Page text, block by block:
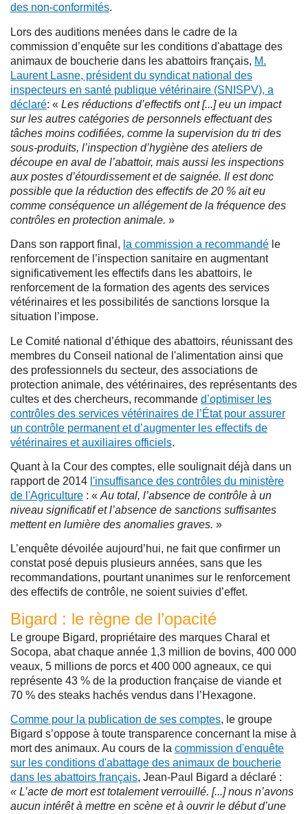
des non-conformités.
Lors des auditions menées dans le cadre de la
commission d’enquête sur les conditions d'abattage des
animaux de boucherie dans les abattoirs français, M.
Laurent Lasne, président du syndicat national des
inspecteurs en santé publique vétérinaire (SNISPV), a
déclaré: « Les réductions d’effectifs ont [...] eu un impact
sur les autres catégories de personnels effectuant des
tâches moins codifiées, comme la supervision du tri des
sous-produits, l’inspection d’hygiène des ateliers de
découpe en aval de l’abattoir, mais aussi les inspections
aux postes d’étourdissement et de saignée. Il est donc
possible que la réduction des effectifs de 20 % ait eu
comme conséquence un allégement de la fréquence des
contrôles en protection animale. »
Dans son rapport final, la commission a recommandé le
renforcement de l’inspection sanitaire en augmentant
significativement les effectifs dans les abattoirs, le
renforcement de la formation des agents des services
vétérinaires et les possibilités de sanctions lorsque la
situation l’impose.
Le Comité national d’éthique des abattoirs, réunissant des
membres du Conseil national de l'alimentation ainsi que
des professionnels du secteur, des associations de
protection animale, des vétérinaires, des représentants des
cultes et des chercheurs, recommande d’optimiser les
contrôles des services vétérinaires de l’État pour assurer
un contrôle permanent et d’augmenter les effectifs de
vétérinaires et auxiliaires officiels.
Quant à la Cour des comptes, elle soulignait déjà dans un
rapport de 2014 l'insuffisance des contrôles du ministère
de l'Agriculture : « Au total, l’absence de contrôle à un
niveau significatif et l’absence de sanctions suffisantes
mettent en lumière des anomalies graves. »
L’enquête dévoilée aujourd’hui, ne fait que confirmer un
constat posé depuis plusieurs années, sans que les
recommandations, pourtant unanimes sur le renforcement
des effectifs de contrôle, ne soient suivies d’effet.
Bigard : le règne de l’opacité
Le groupe Bigard, propriétaire des marques Charal et
Socopa, abat chaque année 1,3 million de bovins, 400 000
veaux, 5 millions de porcs et 400 000 agneaux, ce qui
représente 43 % de la production française de viande et
70 % des steaks hachés vendus dans l’Hexagone.
Comme pour la publication de ses comptes, le groupe
Bigard s’oppose à toute transparence concernant la mise à
mort des animaux. Au cours de la commission d'enquête
sur les conditions d'abattage des animaux de boucherie
dans les abattoirs français, Jean-Paul Bigard a déclaré :
« L’acte de mort est totalement verrouillé. [...] nous n’avons
aucun intérêt à mettre en scène et à ouvrir le début d’une